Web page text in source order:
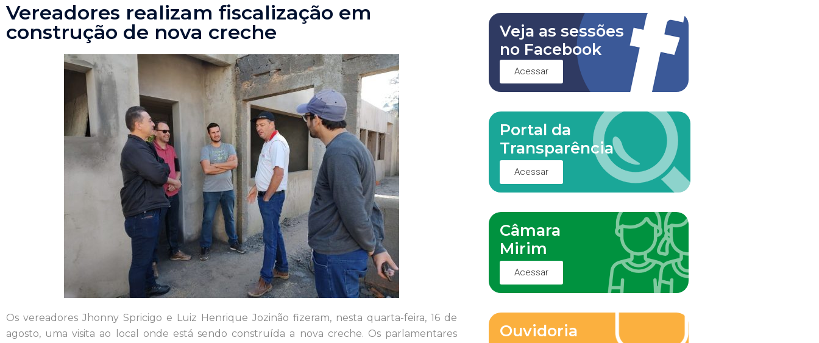
Vereadores realizam fiscalização em
construção de nova creche
Os vereadores Jhonny Spricigo e Luiz Henrique Jozinão fizeram, nesta quarta-feira, 16 de
agosto, uma visita ao local onde está sendo construída a nova creche. Os parlamentares
Veja as sessões
no Facebook
Acessar
Portal da
Transparência
Acessar
Câmara
Mirim
Acessar
Ouvidoria